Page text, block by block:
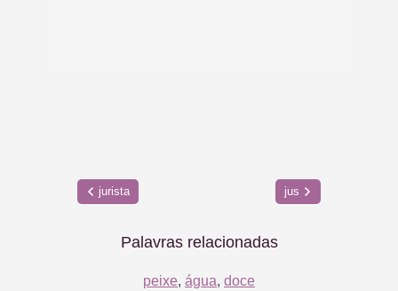
jurista jus
Palavras relacionadas
peixe, água, doce